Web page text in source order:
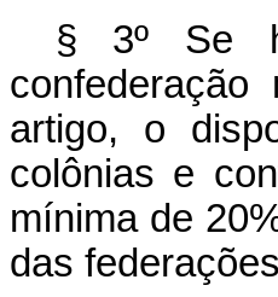
§ 3º Se
artigo, o
colônias e
mínima de
das